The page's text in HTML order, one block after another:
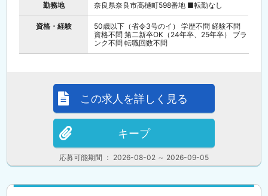
勤務地 奈良県奈良市高樋町598番地 ■転勤なし
資格・経験
50歳以下（省令3号のイ） 学歴不問 経験不問
資格不問 第二新卒OK（24年卒、25年卒） ブラ
ンク不問 転職回数不問
応募可能期間 ： 2026-08-02 ～ 2026-09-05
この求人を詳しく見る
キープ